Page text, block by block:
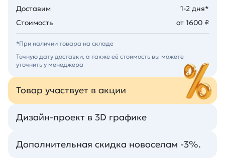
Доставим
1-2 дня*
Стоимость
от 1600 ₽
*При наличии товара на складе
Точную дату доставки, а также её стоимость вы можете
уточнить у менеджера
Товар участвует в акции
Дизайн-проект в 3D графике
Дополнительная скидка новоселам -3%.